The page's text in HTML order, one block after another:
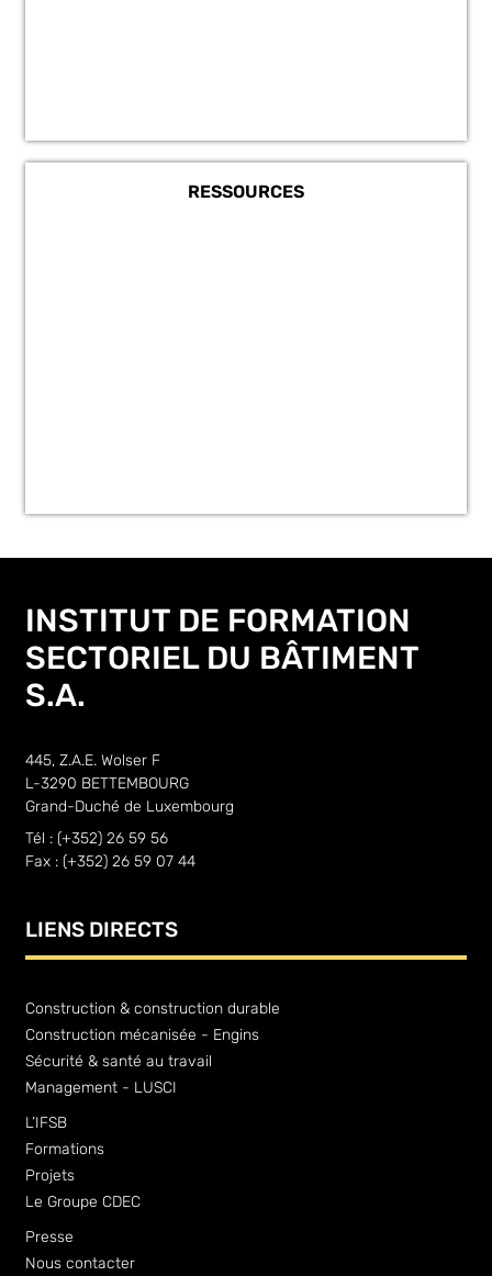
RESSOURCES
INSTITUT DE FORMATION
SECTORIEL DU BÂTIMENT
S.A.
445, Z.A.E. Wolser F
L-3290 BETTEMBOURG
Grand-Duché de Luxembourg
Tél : (+352) 26 59 56
Fax : (+352) 26 59 07 44
LIENS DIRECTS
Construction & construction durable
Construction mécanisée - Engins
Sécurité & santé au travail
Management - LUSCI
L’IFSB
Formations
Projets
Le Groupe CDEC
Presse
Nous contacter